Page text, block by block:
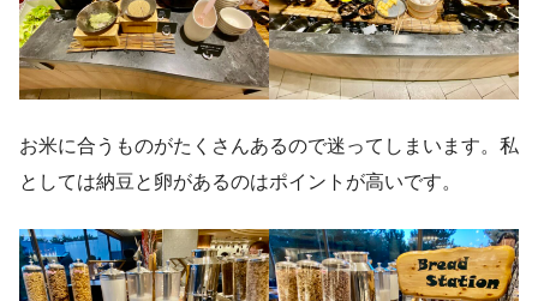
お米に合うものがたくさんあるので迷ってしまいます。私
としては納豆と卵があるのはポイントが高いです。